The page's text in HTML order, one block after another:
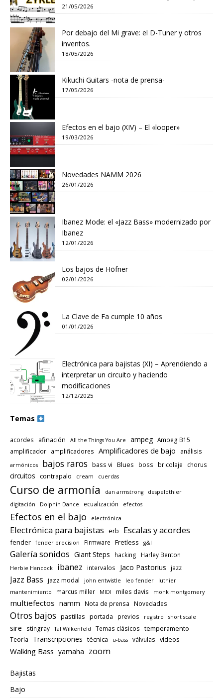
21/05/2026
Por debajo del Mi grave: el D-Tuner y otros
inventos.
18/05/2026
Kikuchi Guitars -nota de prensa-
17/05/2026
Efectos en el bajo (XIV) – El «looper»
19/03/2026
Novedades NAMM 2026
26/01/2026
Ibanez Mode: el «Jazz Bass» modernizado por
Ibanez
12/01/2026
Los bajos de Höfner
02/01/2026
La Clave de Fa cumple 10 años
01/01/2026
Electrónica para bajistas (XI) – Aprendiendo a
interpretar un circuito y haciendo
modificaciones
12/12/2025
Temas
acordes afinación All the Things You Are ampeg Ampeg B15
amplificador
amplificadores Amplificadores de bajo análisis
armónicos bajos raros bass vi Blues boss bricolaje chorus
circuitos contrapalo cream cuerdas
Curso de armonía dan armstrong
despelothier
digitación
Dolphin Dance ecualización efectos
Efectos en el bajo electrónica
Electrónica para bajistas erb Escalas y acordes
fender fender precision Firmware Fretless g&l
Galería sonidos Giant Steps hacking Harley Benton
Herbie Hancock ibanez intervalos Jaco Pastorius jazz
Jazz Bass jazz modal john entwistle leo fender
luthier
mantenimiento
marcus miller MIDI miles davis monk montgomery
multiefectos namm Nota de prensa Novedades
Otros bajos pastillas portada previos registro short scale
sire stingray Tal Wilkenfeld Temas clásicos temperamento
Teoría Transcripciones técnica u-bass válvulas vídeos
Walking Bass yamaha zoom
Bajistas
Bajo